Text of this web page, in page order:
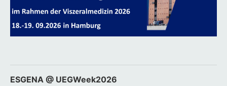
ESGENA @ UEGWeek2026